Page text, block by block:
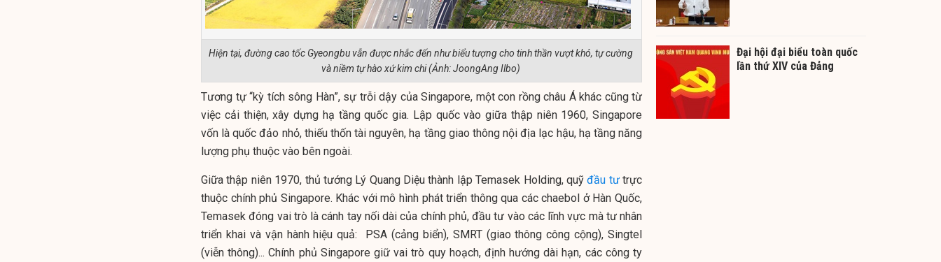
Hiện tại, đường cao tốc Gyeongbu vẫn được nhắc đến như biểu tượng cho tinh thần vượt khó, tự cường
và niềm tự hào xứ kim chi (Ảnh: JoongAng Ilbo)
Tương tự “kỳ tích sông Hàn”, sự trỗi dậy của Singapore, một con rồng châu Á khác cũng từ
việc cải thiện, xây dựng hạ tầng quốc gia. Lập quốc vào giữa thập niên 1960, Singapore
vốn là quốc đảo nhỏ, thiếu thốn tài nguyên, hạ tầng giao thông nội địa lạc hậu, hạ tầng năng
lượng phụ thuộc vào bên ngoài.
Giữa thập niên 1970, thủ tướng Lý Quang Diệu thành lập Temasek Holding, quỹđầu tưtrực
thuộc chính phủ Singapore. Khác với mô hình phát triển thông qua các chaebol ở Hàn Quốc,
Temasek đóng vai trò là cánh tay nối dài của chính phủ, đầu tư vào các lĩnh vực mà tư nhân
triển khai và vận hành hiệu quả: PSA (cảng biển), SMRT (giao thông công cộng), Singtel
(viễn thông)... Chính phủ Singapore giữ vai trò quy hoạch, định hướng dài hạn, các công ty
Đại hội đại biểu toàn quốc
lần thứ XIV của Đảng